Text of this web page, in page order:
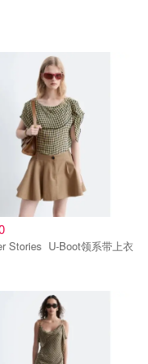
& Other Stories U-Boot领系带上衣